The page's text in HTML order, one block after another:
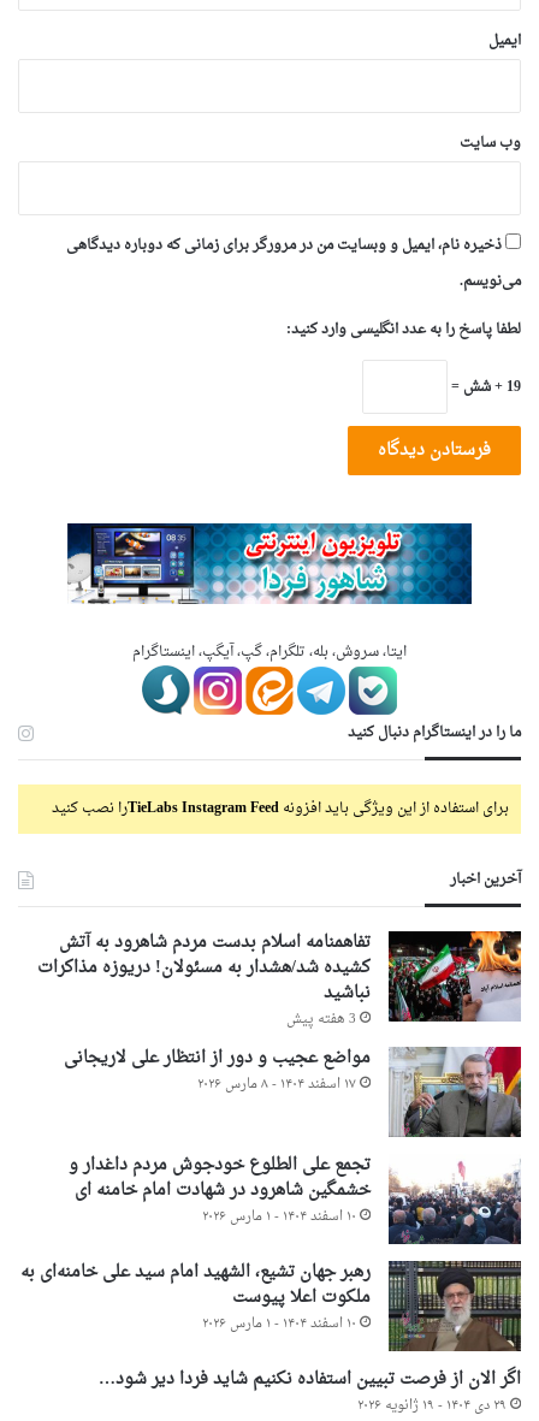
ایمیل
وب‌ سایت
ذخیره نام، ایمیل و وبسایت من در مرورگر برای زمانی که دوباره دیدگاهی
می‌نویسم.
لطفا پاسخ را به عدد انگلیسی وارد کنید:
19 + شش =
ایتا، سروش، بله، تلگرام، گپ، آیگپ، اینستاگرام
ما را در اینستاگرام دنبال کنید
برای استفاده از این ویژگی باید افزونهTieLabs Instagram Feedرا نصب کنید
آخرین اخبار
تفاهمنامه اسلام بدست مردم شاهرود به آتش
کشیده شد/هشدار به مسئولان! دریوزه مذاکرات
نباشید
3 هفته پیش
مواضع عجیب و دور از انتظار علی لاریجانی
۱۷ اسفند ۱۴۰۴ - ۸ مارس ۲۰۲۶
تجمع علی الطلوع خودجوش مردم داغدار و
خشمگین شاهرود در شهادت امام خامنه ای
۱۰ اسفند ۱۴۰۴ - ۱ مارس ۲۰۲۶
رهبر جهان تشیع، الشهید امام سید علی خامنه‌ای به
ملکوت اعلا پیوست
۱۰ اسفند ۱۴۰۴ - ۱ مارس ۲۰۲۶
اگر الان از فرصت تبیین استفاده نکنیم شاید فردا دیر شود…
۲۹ دی ۱۴۰۴ - ۱۹ ژانویه ۲۰۲۶